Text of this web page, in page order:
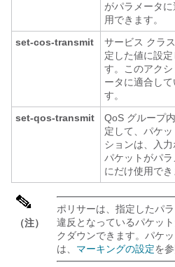
がパラメータ
用できます。
set-cos-transmit
サービス クラ
定した値に設
す。このアク
ータに適合し
す。
set-qos-transmit
QoS グループ
定して、パケ
ションは、入力
パケットがパ
にだけ使用でき
（注）
ポリサーは、指定したパ
違反となっているパケッ
クダウンできます。パケ
は、 マーキングの設定を